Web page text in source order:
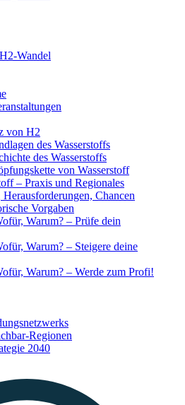
Wandel
von H2
des Wasserstoffs
des Wasserstoffs
von Wasserstoff
– Praxis und Regionales
Chancen
Vorgaben
Warum? – Prüfe dein
Warum? – Steigere deine
Warum? – Werde zum Profi!
Regionen
2040